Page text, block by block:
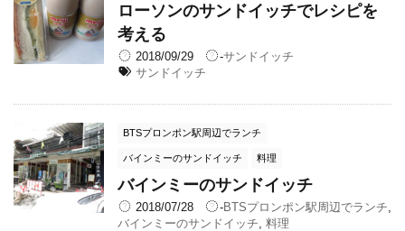
ローソンのサンドイッチでレシピを
考える
2018/09/29 -サンドイッチ
サンドイッチ
BTSプロンポン駅周辺でランチ
バインミーのサンドイッチ 料理
バインミーのサンドイッチ
2018/07/28 -BTSプロンポン駅周辺でランチ
バインミーのサンドイッチ 料理